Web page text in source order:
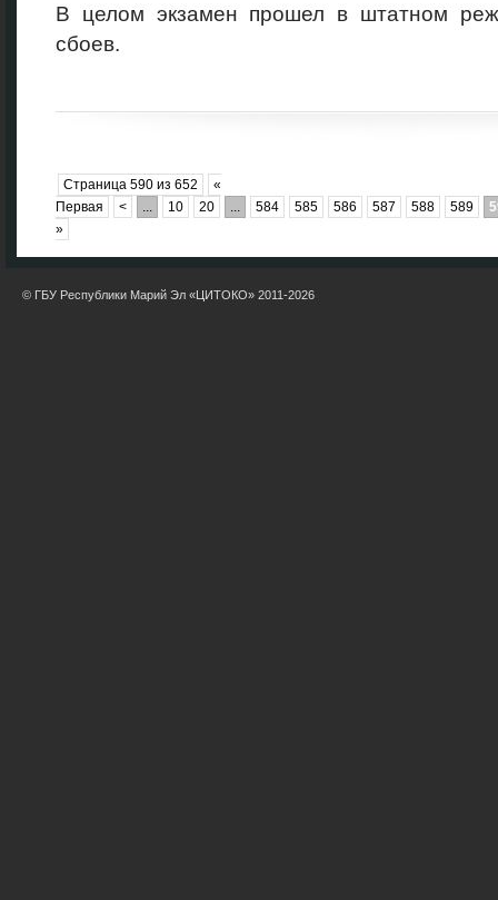
В целом экзамен прошел в штатном
сбоев.
Страница 590 из 652
«
Первая
< ... 10 20 ... 584 585 586 587 588 589
»
© ГБУ Республики Марий Эл «ЦИТОКО» 2011-2026